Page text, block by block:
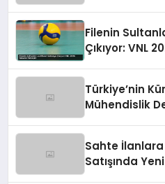
Filenin
Çıkıyor: VNL
Türkiye’nin
Mühendislik
Sahte İlanlara
Satışında